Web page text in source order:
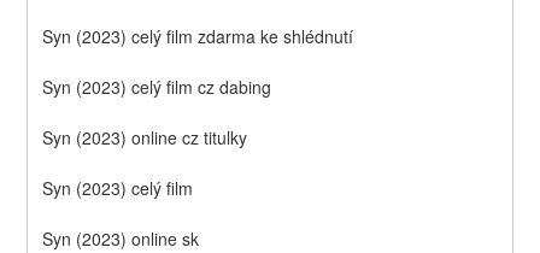
Syn (2023) celý film zdarma ke shlédnutí
Syn (2023) celý film cz dabing
Syn (2023) online cz titulky
Syn (2023) celý film
Syn (2023) online sk